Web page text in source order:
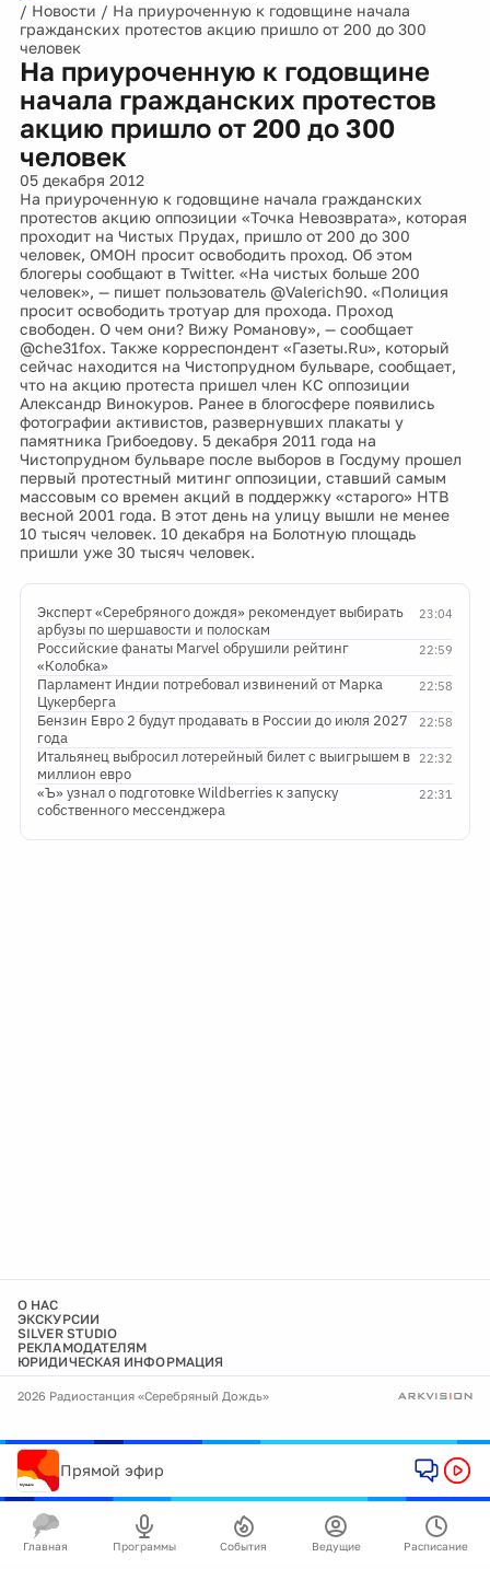
/ Новости / На приуроченную к годовщине начала
гражданских протестов акцию пришло от 200 до 300
человек
На приуроченную к годовщине
начала гражданских протестов
акцию пришло от 200 до 300
человек
05 декабря 2012
На приуроченную к годовщине начала гражданских
протестов акцию оппозиции «Точка Невозврата», которая
проходит на Чистых Прудах, пришло от 200 до 300
человек, ОМОН просит освободить проход. Об этом
блогеры сообщают в Twitter. «На чистых больше 200
человек», — пишет пользователь @Valerich90. «Полиция
просит освободить тротуар для прохода. Проход
свободен. О чем они? Вижу Романову», — сообщает
@che31fox. Также корреспондент «Газеты.Ru», который
сейчас находится на Чистопрудном бульваре, сообщает,
что на акцию протеста пришел член КС оппозиции
Александр Винокуров. Ранее в блогосфере появились
фотографии активистов, развернувших плакаты у
памятника Грибоедову. 5 декабря 2011 года на
Чистопрудном бульваре после выборов в Госдуму прошел
первый протестный митинг оппозиции, ставший самым
массовым со времен акций в поддержку «старого» НТВ
весной 2001 года. В этот день на улицу вышли не менее
10 тысяч человек. 10 декабря на Болотную площадь
пришли уже 30 тысяч человек.
23:04
Эксперт «Серебряного дождя» рекомендует выбирать
арбузы по шершавости и полоскам
22:59
Российские фанаты Marvel обрушили рейтинг
«Колобка»
22:58
Парламент Индии потребовал извинений от Марка
Цукерберга
22:58
Бензин Евро 2 будут продавать в России до июля 2027
года
22:32
Итальянец выбросил лотерейный билет с выигрышем в
миллион евро
22:31
«Ъ» узнал о подготовке Wildberries к запуску
собственного мессенджера
О НАС
ЭКСКУРСИИ
SILVER STUDIO
РЕКЛАМОДАТЕЛЯМ
ЮРИДИЧЕСКАЯ ИНФОРМАЦИЯ
2026 Радиостанция «Серебряный Дождь»
Прямой эфир
Главная Программы События Ведущие Расписание